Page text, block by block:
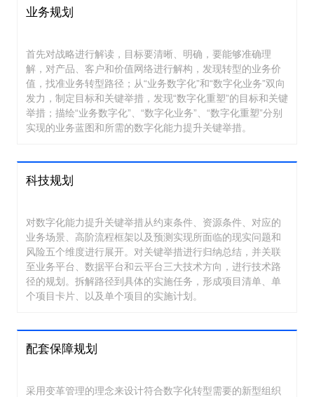
业务规划
首先对战略进行解读，目标要清晰、明确，要能够准确理
解，对产品、客户和价值网络进行解构，发现转型的业务价
值，找准业务转型路径；从“业务数字化”和“数字化业务”双向
发力，制定目标和关键举措，发现“数字化重塑”的目标和关键
举措；描绘“业务数字化”、“数字化业务”、“数字化重塑”分别
实现的业务蓝图和所需的数字化能力提升关键举措。
科技规划
对数字化能力提升关键举措从约束条件、资源条件、对应的
业务场景、高阶流程框架以及预测实现所面临的现实问题和
风险五个维度进行展开。对关键举措进行归纳总结，并关联
至业务平台、数据平台和云平台三大技术方向，进行技术路
径的规划。拆解路径到具体的实施任务，形成项目清单、单
个项目卡片、以及单个项目的实施计划。
配套保障规划
采用变革管理的理念来设计符合数字化转型需要的新型组织